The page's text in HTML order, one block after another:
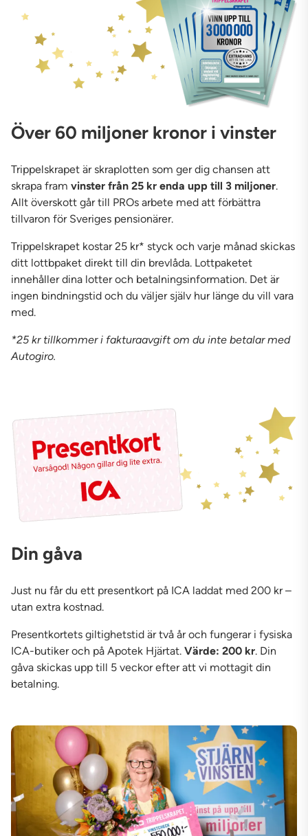
Över 60 miljoner kronor i vinster
Trippelskrapet är skraplotten som ger dig chansen att
skrapa fram vinster från 25 kr enda upp till 3 miljoner.
Allt överskott går till PROs arbete med att förbättra
tillvaron för Sveriges pensionärer.
Trippelskrapet kostar 25 kr* styck och varje månad skickas
ditt lottbpaket direkt till din brevlåda. Lottpaketet
innehåller dina lotter och betalningsinformation. Det är
ingen bindningstid och du väljer själv hur länge du vill vara
med.
*25 kr tillkommer i fakturaavgift om du inte betalar med
Autogiro.
Din gåva
Just nu får du ett presentkort på ICA laddat med 200 kr –
utan extra kostnad.
Presentkortets giltighetstid är två år och fungerar i fysiska
ICA-butiker och på Apotek Hjärtat. Värde: 200 kr. Din
gåva skickas upp till 5 veckor efter att vi mottagit din
betalning.